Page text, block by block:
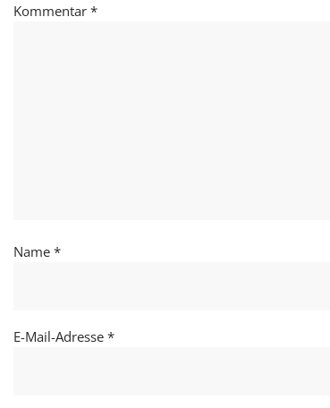
Kommentar *
Name *
E-Mail-Adresse *